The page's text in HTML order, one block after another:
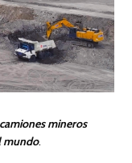
mineros
mundo.